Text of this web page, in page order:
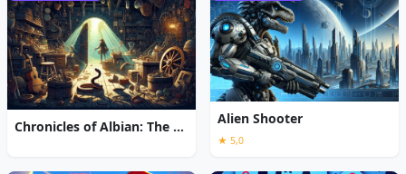
Chronicles of Albian: The Magic Convention Alien Shooter
★ 5,0